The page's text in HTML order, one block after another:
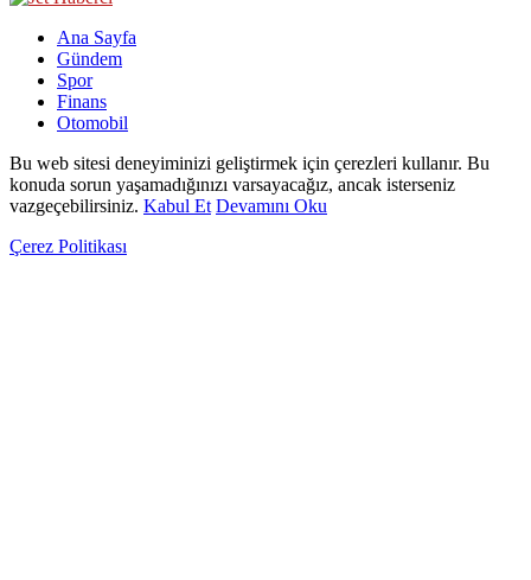
Ana Sayfa
Gündem
Spor
Finans
Otomobil
Bu web sitesi deneyiminizi geliştirmek için çerezleri kullanır. Bu
konuda sorun yaşamadığınızı varsayacağız, ancak isterseniz
vazgeçebilirsiniz. Kabul Et Devamını Oku
Çerez Politikası